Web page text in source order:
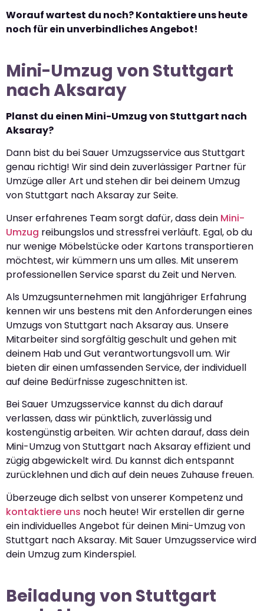
Worauf wartest du noch? Kontaktiere uns heute
noch für ein unverbindliches Angebot!
Mini-Umzug von Stuttgart
nach Aksaray
Planst du einen Mini-Umzug von Stuttgart nach
Aksaray?
Dann bist du bei Sauer Umzugsservice aus Stuttgart
genau richtig! Wir sind dein zuverlässiger Partner für
Umzüge aller Art und stehen dir bei deinem Umzug
von Stuttgart nach Aksaray zur Seite.
Unser erfahrenes Team sorgt dafür, dass dein Mini-
Umzug reibungslos und stressfrei verläuft. Egal, ob du
nur wenige Möbelstücke oder Kartons transportieren
möchtest, wir kümmern uns um alles. Mit unserem
professionellen Service sparst du Zeit und Nerven.
Als Umzugsunternehmen mit langjähriger Erfahrung
kennen wir uns bestens mit den Anforderungen eines
Umzugs von Stuttgart nach Aksaray aus. Unsere
Mitarbeiter sind sorgfältig geschult und gehen mit
deinem Hab und Gut verantwortungsvoll um. Wir
bieten dir einen umfassenden Service, der individuell
auf deine Bedürfnisse zugeschnitten ist.
Bei Sauer Umzugsservice kannst du dich darauf
verlassen, dass wir pünktlich, zuverlässig und
kostengünstig arbeiten. Wir achten darauf, dass dein
Mini-Umzug von Stuttgart nach Aksaray effizient und
zügig abgewickelt wird. Du kannst dich entspannt
zurücklehnen und dich auf dein neues Zuhause freuen.
Überzeuge dich selbst von unserer Kompetenz und
kontaktiere uns noch heute! Wir erstellen dir gerne
ein individuelles Angebot für deinen Mini-Umzug von
Stuttgart nach Aksaray. Mit Sauer Umzugsservice wird
dein Umzug zum Kinderspiel.
Beiladung von Stuttgart